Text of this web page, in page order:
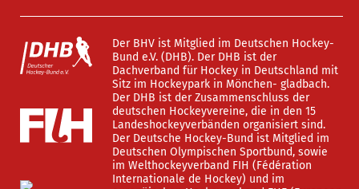
Der BHV ist Mitglied im Deutschen Hockey-
Bund e.V. (DHB). Der DHB ist der
Dachverband für Hockey in Deutschland mit
Sitz im Hockeypark in Mönchen- gladbach.
Der DHB ist der Zusammenschluss der
deutschen Hockeyvereine, die in den 15
Landeshockeyverbänden organisiert sind.
Der Deutsche Hockey-Bund ist Mitglied im
Deutschen Olympischen Sportbund, sowie
im Welthockeyverband FIH (Fédération
Internationale de Hockey) und im